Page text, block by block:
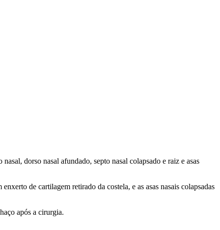
dorso nasal afundado, septo nasal colapsado e raiz e asas
de cartilagem retirado da costela, e as asas nasais colapsadas
após a cirurgia.